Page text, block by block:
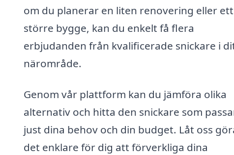
om du planerar en liten renovering eller ett
större bygge, kan du enkelt få flera
erbjudanden från kvalificerade snickare i
närområde.
Genom vår plattform kan du jämföra olika
alternativ och hitta den snickare som
just dina behov och din budget. Låt oss
det enklare för dig att förverkliga dina